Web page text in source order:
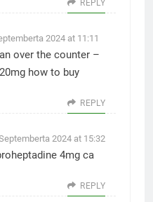
REPLY
2024 at 11:11
over the counter –
how to buy
REPLY
2024 at 15:32
4mg ca
REPLY